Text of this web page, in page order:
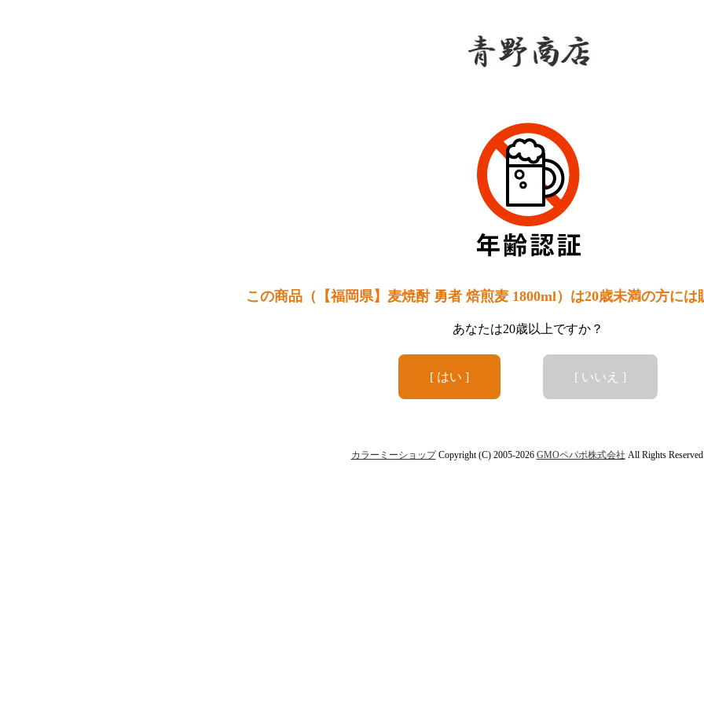
この商品（【福岡県】麦焼酎 勇者 焙煎麦 1800ml）は20歳未満の方には
あなたは20歳以上ですか？
[ はい ] [ いいえ ]
カラーミーショップCopyright (C) 2005-2026 GMOペパボ株式会社 All Rights Reserved.